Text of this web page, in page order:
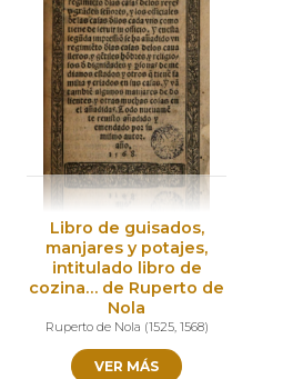
Libro de guisados,
manjares y potajes,
intitulado libro de
cozina… de Ruperto de
Nola
Ruperto de Nola (1525, 1568)
VER MÁS